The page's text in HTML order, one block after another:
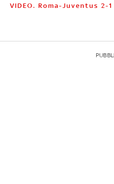
VIDEO. Roma-Juventus 2-1